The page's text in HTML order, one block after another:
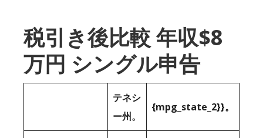
税引き後比較 年収$8
万円 シングル申告
テネシ
ー州。
{mpg_state_2}}。